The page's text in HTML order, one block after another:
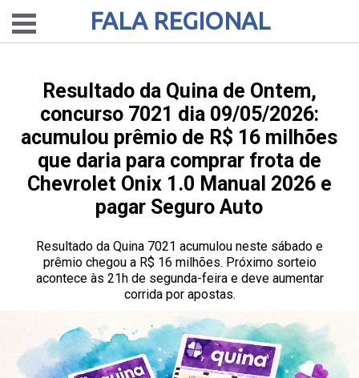
FALA REGIONAL
Resultado da Quina de Ontem,
concurso 7021 dia 09/05/2026:
acumulou prêmio de R$ 16 milhões
que daria para comprar frota de
Chevrolet Onix 1.0 Manual 2026 e
pagar Seguro Auto
Resultado da Quina 7021 acumulou neste sábado e
prêmio chegou a R$ 16 milhões. Próximo sorteio
acontece às 21h de segunda-feira e deve aumentar
corrida por apostas.